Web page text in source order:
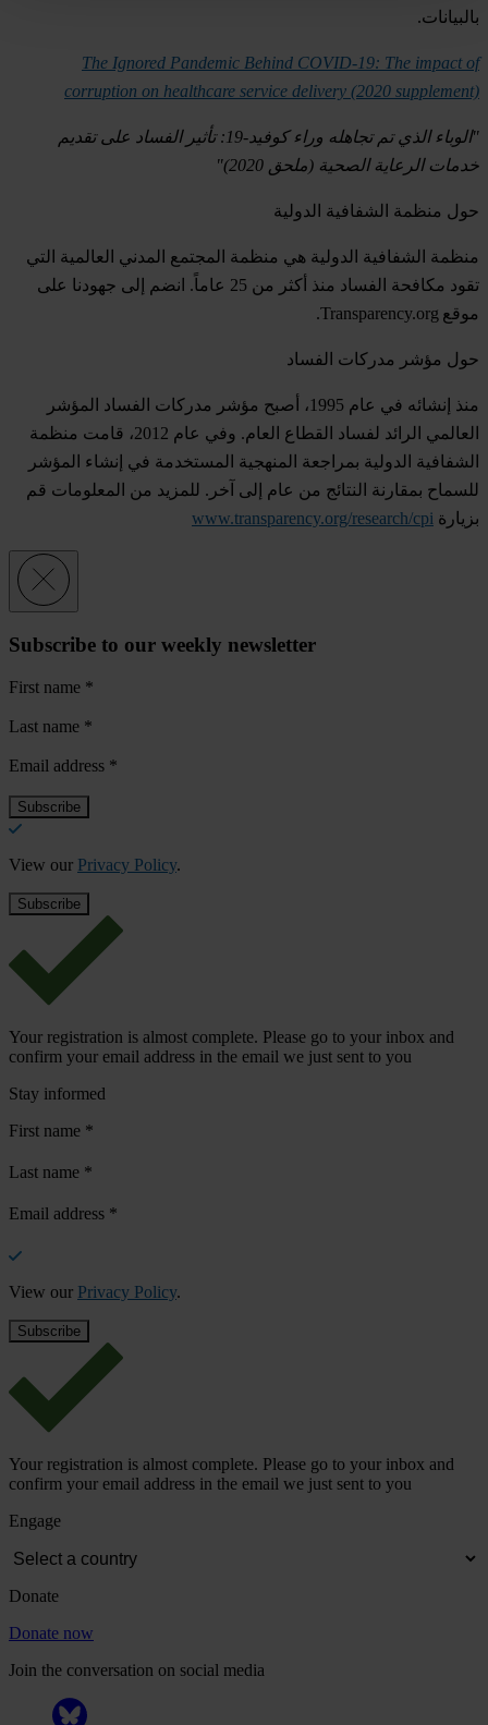
بالبيانات.
The Ignored Pandemic Behind COVID-19: The impact of
corruption on healthcare service delivery (2020 supplement)
"
الوباء الذي تم تجاهله وراء كوفيد-19: تأثير الفساد على تقديم
خدمات الرعاية الصحية (ملحق 2020)
"
حول منظمة الشفافية الدولية
منظمة الشفافية الدولية هي منظمة المجتمع المدني العالمية التي
تقود مكافحة الفساد منذ أكثر من 25 عاماً. انضم إلى جهودنا على
موقع Transparency.org.
حول مؤشر مدركات الفساد
منذ إنشائه في عام 1995، أصبح مؤشر مدركات الفساد المؤشر
العالمي الرائد لفساد القطاع العام. وفي عام 2012، قامت منظمة
الشفافية الدولية بمراجعة المنهجية المستخدمة في إنشاء المؤشر
للسماح بمقارنة النتائج من عام إلى آخر. للمزيد من المعلومات قم
بزيارة www.transparency.org/research/cpi
Subscribe to our weekly newsletter
First name *
Last name *
Email address *
View our Privacy Policy.
Your registration is almost complete. Please go to your inbox and
confirm your email address in the email we just sent to you
Stay informed
First name *
Last name *
Email address *
View our Privacy Policy.
Your registration is almost complete. Please go to your inbox and
confirm your email address in the email we just sent to you
Engage
Donate
Donate now
Join the conversation on social media